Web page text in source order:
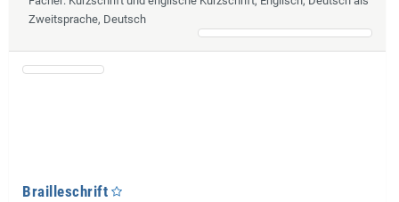
Zweitsprache, Deutsch
Brailleschrift